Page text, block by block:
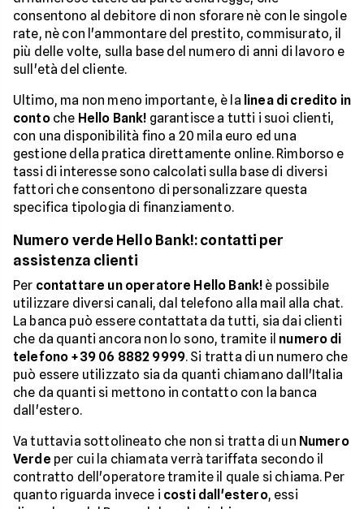
consentono al debitore di non sforare nè con le singole
rate, nè con l'ammontare del prestito, commisurato, il
più delle volte, sulla base del numero di anni di lavoro e
sull'età del cliente.
Ultimo, ma non meno importante, è la linea di credito in
contoche Hello Bank! garantisce a tutti i suoi clienti,
con una disponibilità fino a 20 mila euro ed una
gestione della pratica direttamente online. Rimborso e
tassi di interesse sono calcolati sulla base di diversi
fattori che consentono di personalizzare questa
specifica tipologia di finanziamento.
Numero verde Hello Bank!: contatti per
assistenza clienti
Per contattare un operatore Hello Bank! è possibile
utilizzare diversi canali, dal telefono alla mail alla chat.
La banca può essere contattata da tutti, sia dai clienti
che da quanti ancora non lo sono, tramite il numero di
telefono +39 06 8882 9999. Si tratta di un numero che
può essere utilizzato sia da quanti chiamano dall'Italia
che da quanti si mettono in contatto con la banca
dall'estero.
Va tuttavia sottolineato che non si tratta di un Numero
Verde per cui la chiamata verrà tariffata secondo il
contratto dell'operatore tramite il quale si chiama. Per
quanto riguarda invece i costi dall'estero, essi